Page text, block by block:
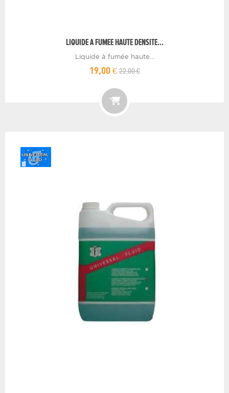
LIQUIDE A FUMEE HAUTE DENSITE...
Liquide à fumée haute...
19,00 €22,00 €